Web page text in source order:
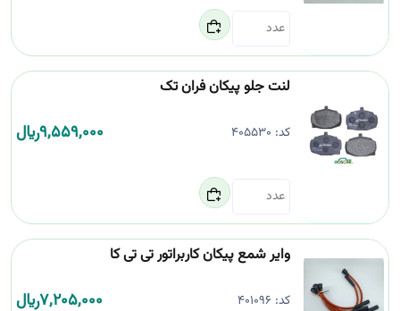
لنت جلو پیکان فران تک
کد: 405530
9,559,000﷼
وایر شمع پیکان کاربراتور تی تی کا
کد: 401096
7,205,000﷼